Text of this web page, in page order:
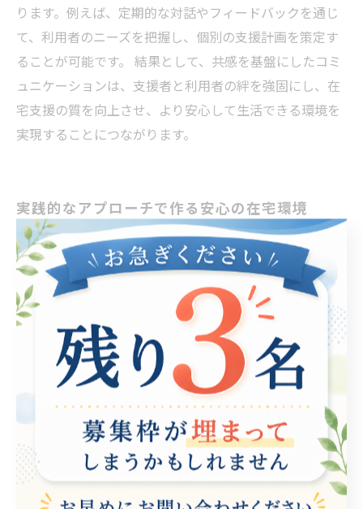
ります。例えば、定期的な対話やフィードバックを通じ
て、利用者のニーズを把握し、個別の支援計画を策定す
ることが可能です。 結果として、共感を基盤にしたコミ
ュニケーションは、支援者と利用者の絆を強固にし、在
宅支援の質を向上させ、より安心して生活できる環境を
実現することにつながります。
実践的なアプローチで作る安心の在宅環境
在宅支援を通じて安心感を提供するためには、いくつか
の実践的なアプローチがあります。まず、利用者のニー
ズを理解することが重要です。身体的な障害や年齢によ
って、必要な支援の内容は異なりますので、個別のニー
ズに基づいた支援プランを作成しましょう。次に、支援
を行うスタッフとのコミュニケーションを円滑にするこ
とが不可欠です。定期的なフィードバックを行い、利用
者が何を感じ、何を求めているのかを把握することで、
より効果的な支援が可能になります。加えて、在宅環境
そのものの改善も考慮する必要があります。バリアフリ
ーの環境づくりや、安心して過ごせる空間作りが求めら